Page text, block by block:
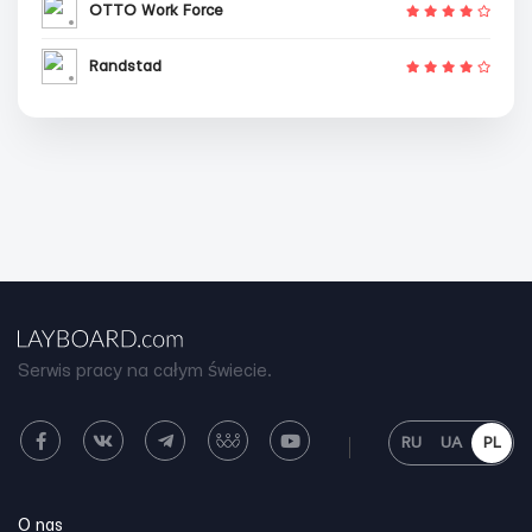
OTTO Work Force
Randstad
Serwis pracy na całym świecie.
RU UA PL
O nas